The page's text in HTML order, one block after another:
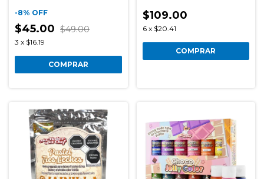
-8% OFF
$45.00 $49.00
3 x $16.19
COMPRAR
$109.00
6 x $20.41
COMPRAR